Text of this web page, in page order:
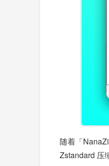
随着「
Zstandard 压